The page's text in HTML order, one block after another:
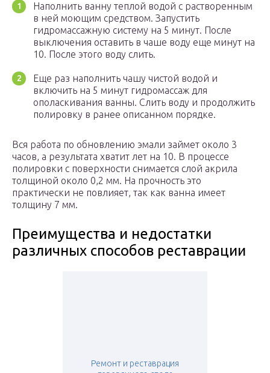
Наполнить ванну теплой водой с растворенным
в ней моющим средством. Запустить
гидромассажную систему на 5 минут. После
выключения оставить в чаше воду еще минут на
10. После этого воду слить.
Еще раз наполнить чашу чистой водой и
включить на 5 минут гидромассаж для
ополаскивания ванны. Слить воду и продолжить
полировку в ранее описанном порядке.
Вся работа по обновлению эмали займет около 3
часов, а результата хватит лет на 10. В процессе
полировки с поверхности снимается слой акрила
толщиной около 0,2 мм. На прочность это
практически не повлияет, так как ванна имеет
толщину 7 мм.
Преимущества и недостатки
различных способов реставрации
Ремонт и реставрация